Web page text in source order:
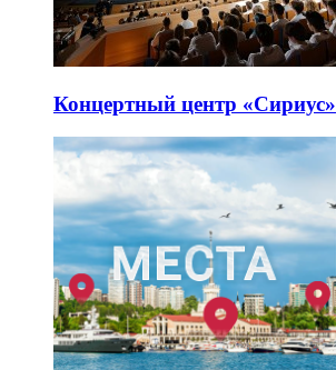
Концертный центр «Сириус»